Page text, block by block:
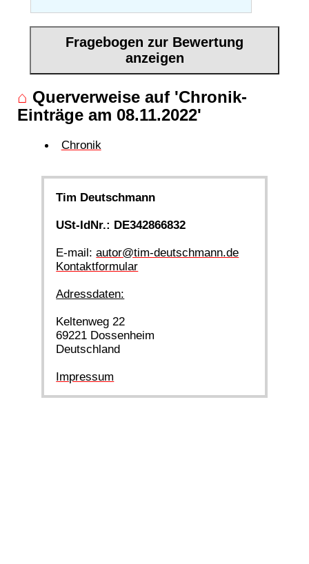
Fragebogen zur Bewertung
anzeigen
⌂ Querverweise auf 'Chronik-
Einträge am 08.11.2022'
Chronik
Tim Deutschmann
USt-IdNr.: DE342866832
E-mail:autor@tim-deutschmann.de
Kontaktformular
Adressdaten:
Keltenweg 22
69221 Dossenheim
Deutschland
Impressum